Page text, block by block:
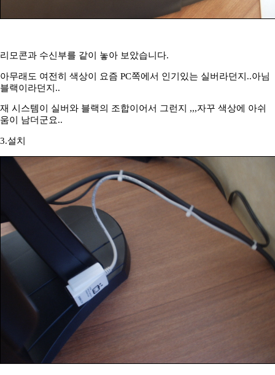
리모콘과 수신부를 같이 놓아 보았습니다.
아무래도 여전히 색상이 요즘 PC쪽에서 인기있는 실버라던지..아님
블랙이라던지..
재 시스템이 실버와 블랙의 조합이어서 그런지 ,,,자꾸 색상에 아쉬
움이 남더군요..
3.설치